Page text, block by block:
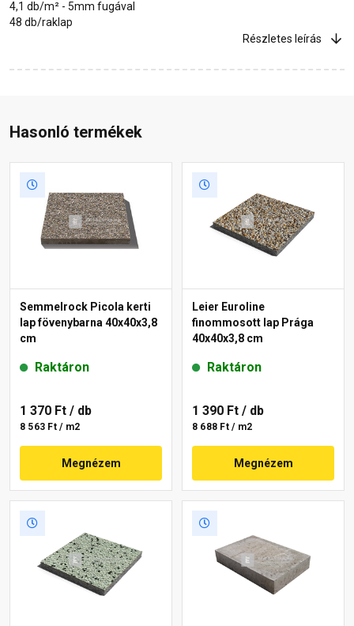
4,1 db/m² - 5mm fugával
48 db/raklap
Részletes leírás
Hasonló termékek
Semmelrock Picola kerti
lap fövenybarna 40x40x3,8
cm
Raktáron
1 370 Ft / db
8 563 Ft / m2
Megnézem
Leier Euroline
finommosott lap Prága
40x40x3,8 cm
Raktáron
1 390 Ft / db
8 688 Ft / m2
Megnézem